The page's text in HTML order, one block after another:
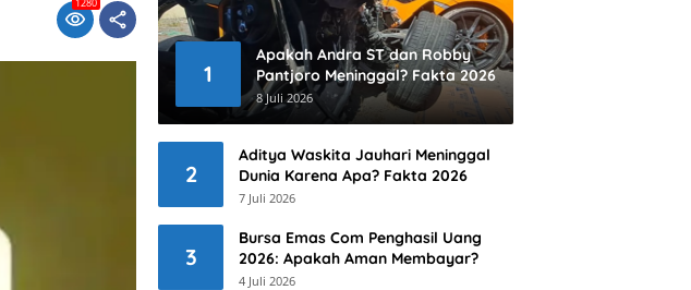
1
Apakah Andra ST dan Robby
Pantjoro Meninggal? Fakta 2026
8 Juli 2026
2
Aditya Waskita Jauhari Meninggal
Dunia Karena Apa? Fakta 2026
7 Juli 2026
3
Bursa Emas Com Penghasil Uang
2026: Apakah Aman Membayar?
4 Juli 2026